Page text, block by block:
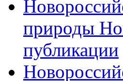
природы
публикации